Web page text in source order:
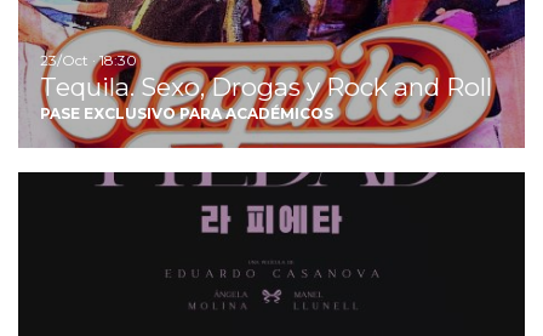
23/Oct · 18:30
Tequila. Sexo, Drogas y Rock and Roll
PASE EXCLUSIVO PARA ACADÉMICOS